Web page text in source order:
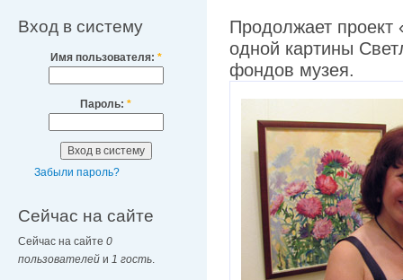
Вход в систему
Имя пользователя: *
Пароль: *
Забыли пароль?
Сейчас на сайте
Сейчас на сайте 0
пользователей и 1 гость
Продолжает
одной картины
фондов музея.